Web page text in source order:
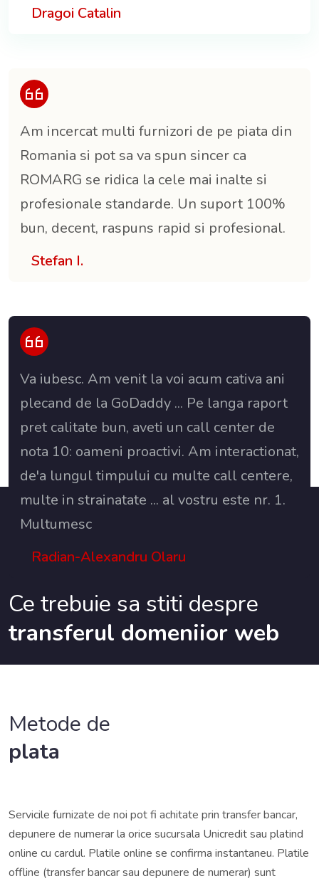
Dragoi Catalin
Am incercat multi furnizori de pe piata din
Romania si pot sa va spun sincer ca
ROMARG se ridica la cele mai inalte si
profesionale standarde. Un suport 100%
bun, decent, raspuns rapid si profesional.
Stefan I.
Va iubesc. Am venit la voi acum cativa ani
plecand de la GoDaddy ... Pe langa raport
pret calitate bun, aveti un call center de
nota 10: oameni proactivi. Am interactionat,
de'a lungul timpului cu multe call centere,
multe in strainatate ... al vostru este nr. 1.
Multumesc
Radian-Alexandru Olaru
Ce trebuie sa stiti despre
transferul domeniior web
Metode de
plata
Servicile furnizate de noi pot fi achitate prin transfer bancar,
depunere de numerar la orice sucursala Unicredit sau platind
online cu cardul. Platile online se confirma instantaneu. Platile
offline (transfer bancar sau depunere de numerar) sunt